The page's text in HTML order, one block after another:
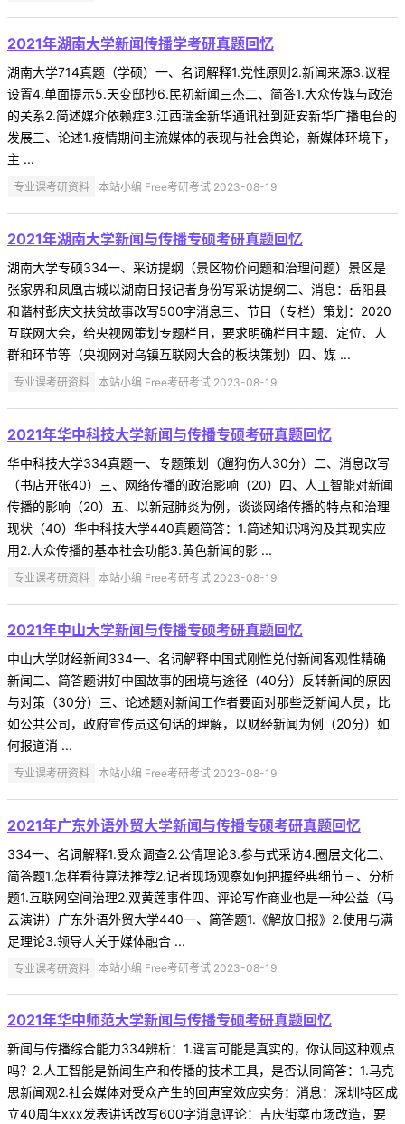
2021年湖南大学新闻传播学考研真题回忆
湖南大学714真题（学硕）一、名词解释1.党性原则2.新闻来源3.议程
设置4.单面提示5.天变邸抄6.民初新闻三杰二、简答1.大众传媒与政治
的关系2.简述媒介依赖症3.江西瑞金新华通讯社到延安新华广播电台的
发展三、论述1.疫情期间主流媒体的表现与社会舆论，新媒体环境下，
主 ...
专业课考研资料 本站小编 Free考研考试 2023-08-19
2021年湖南大学新闻与传播专硕考研真题回忆
湖南大学专硕334一、采访提纲（景区物价问题和治理问题）景区是
张家界和凤凰古城以湖南日报记者身份写采访提纲二、消息：岳阳县
和谐村彭庆文扶贫故事改写500字消息三、节目（专栏）策划：2020
互联网大会，给央视网策划专题栏目，要求明确栏目主题、定位、人
群和环节等（央视网对乌镇互联网大会的板块策划）四、媒 ...
专业课考研资料 本站小编 Free考研考试 2023-08-19
2021年华中科技大学新闻与传播专硕考研真题回忆
华中科技大学334真题一、专题策划（遛狗伤人30分）二、消息改写
（书店开张40）三、网络传播的政治影响（20）四、人工智能对新闻
传播的影响（20）五、以新冠肺炎为例，谈谈网络传播的特点和治理
现状（40）华中科技大学440真题简答：1.简述知识鸿沟及其现实应
用2.大众传播的基本社会功能3.黄色新闻的影 ...
专业课考研资料 本站小编 Free考研考试 2023-08-19
2021年中山大学新闻与传播专硕考研真题回忆
中山大学财经新闻334一、名词解释中国式刚性兑付新闻客观性精确
新闻二、简答题讲好中国故事的困境与途径（40分）反转新闻的原因
与对策（30分）三、论述题对新闻工作者要面对那些泛新闻人员，比
如公共公司，政府宣传员这句话的理解，以财经新闻为例（20分）如
何报道消 ...
专业课考研资料 本站小编 Free考研考试 2023-08-19
2021年广东外语外贸大学新闻与传播专硕考研真题回忆
334一、名词解释1.受众调查2.公情理论3.参与式采访4.圈层文化二、
简答题1.怎样看待算法推荐2.记者现场观察如何把握经典细节三、分析
题1.互联网空间治理2.双黄莲事件四、评论写作商业也是一种公益（马
云演讲）广东外语外贸大学440一、简答题1.《解放日报》2.使用与满
足理论3.领导人关于媒体融合 ...
专业课考研资料 本站小编 Free考研考试 2023-08-19
2021年华中师范大学新闻与传播专硕考研真题回忆
新闻与传播综合能力334辨析：1.谣言可能是真实的，你认同这种观点
吗？2.人工智能是新闻生产和传播的技术工具，是否认同简答：1.马克
思新闻观2.社会媒体对受众产生的回声室效应实务：消息：深圳特区成
立40周年xxx发表讲话改写600字消息评论：吉庆街菜市场改造，要